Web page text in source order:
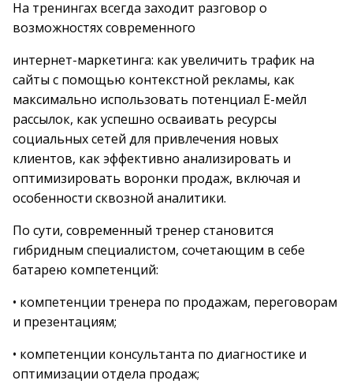
На тренингах всегда заходит разговор о
возможностях современного
интернет-маркетинга: как увеличить трафик на
сайты с помощью контекстной рекламы, как
максимально использовать потенциал Е-мейл
рассылок, как успешно осваивать ресурсы
социальных сетей для привлечения новых
клиентов, как эффективно анализировать и
оптимизировать воронки продаж, включая и
особенности сквозной аналитики.
По сути, современный тренер становится
гибридным специалистом, сочетающим в себе
батарею компетенций:
• компетенции тренера по продажам, переговорам
и презентациям;
• компетенции консультанта по диагностике и
оптимизации отдела продаж;